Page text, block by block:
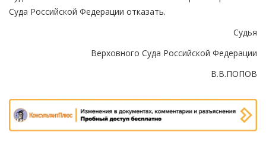
Суда Российской Федерации отказать.
Судья
Верховного Суда Российской Федерации
В.В.ПОПОВ